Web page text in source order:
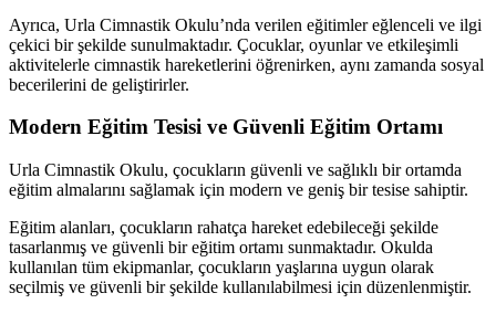
Ayrıca, Urla Cimnastik Okulu’nda verilen eğitimler eğlenceli ve ilgi
çekici bir şekilde sunulmaktadır. Çocuklar, oyunlar ve etkileşimli
aktivitelerle cimnastik hareketlerini öğrenirken, aynı zamanda sosyal
becerilerini de geliştirirler.
Modern Eğitim Tesisi ve Güvenli Eğitim Ortamı
Urla Cimnastik Okulu, çocukların güvenli ve sağlıklı bir ortamda
eğitim almalarını sağlamak için modern ve geniş bir tesise sahiptir.
Eğitim alanları, çocukların rahatça hareket edebileceği şekilde
tasarlanmış ve güvenli bir eğitim ortamı sunmaktadır. Okulda
kullanılan tüm ekipmanlar, çocukların yaşlarına uygun olarak
seçilmiş ve güvenli bir şekilde kullanılabilmesi için düzenlenmiştir.